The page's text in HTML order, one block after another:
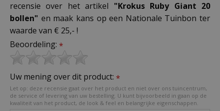
recensie over het artikel "Krokus Ruby Giant 20
bollen" en maak kans op een Nationale Tuinbon ter
waarde van € 25,- !
Beoordeling: *
Uw mening over dit product: *
Let op: deze recensie gaat over het product en niet over ons tuincentrum,
de service of levering van uw bestelling. U kunt bijvoorbeeld in gaan op de
kwaliteit van het product, de look & feel en belangrijke eigenschappen.